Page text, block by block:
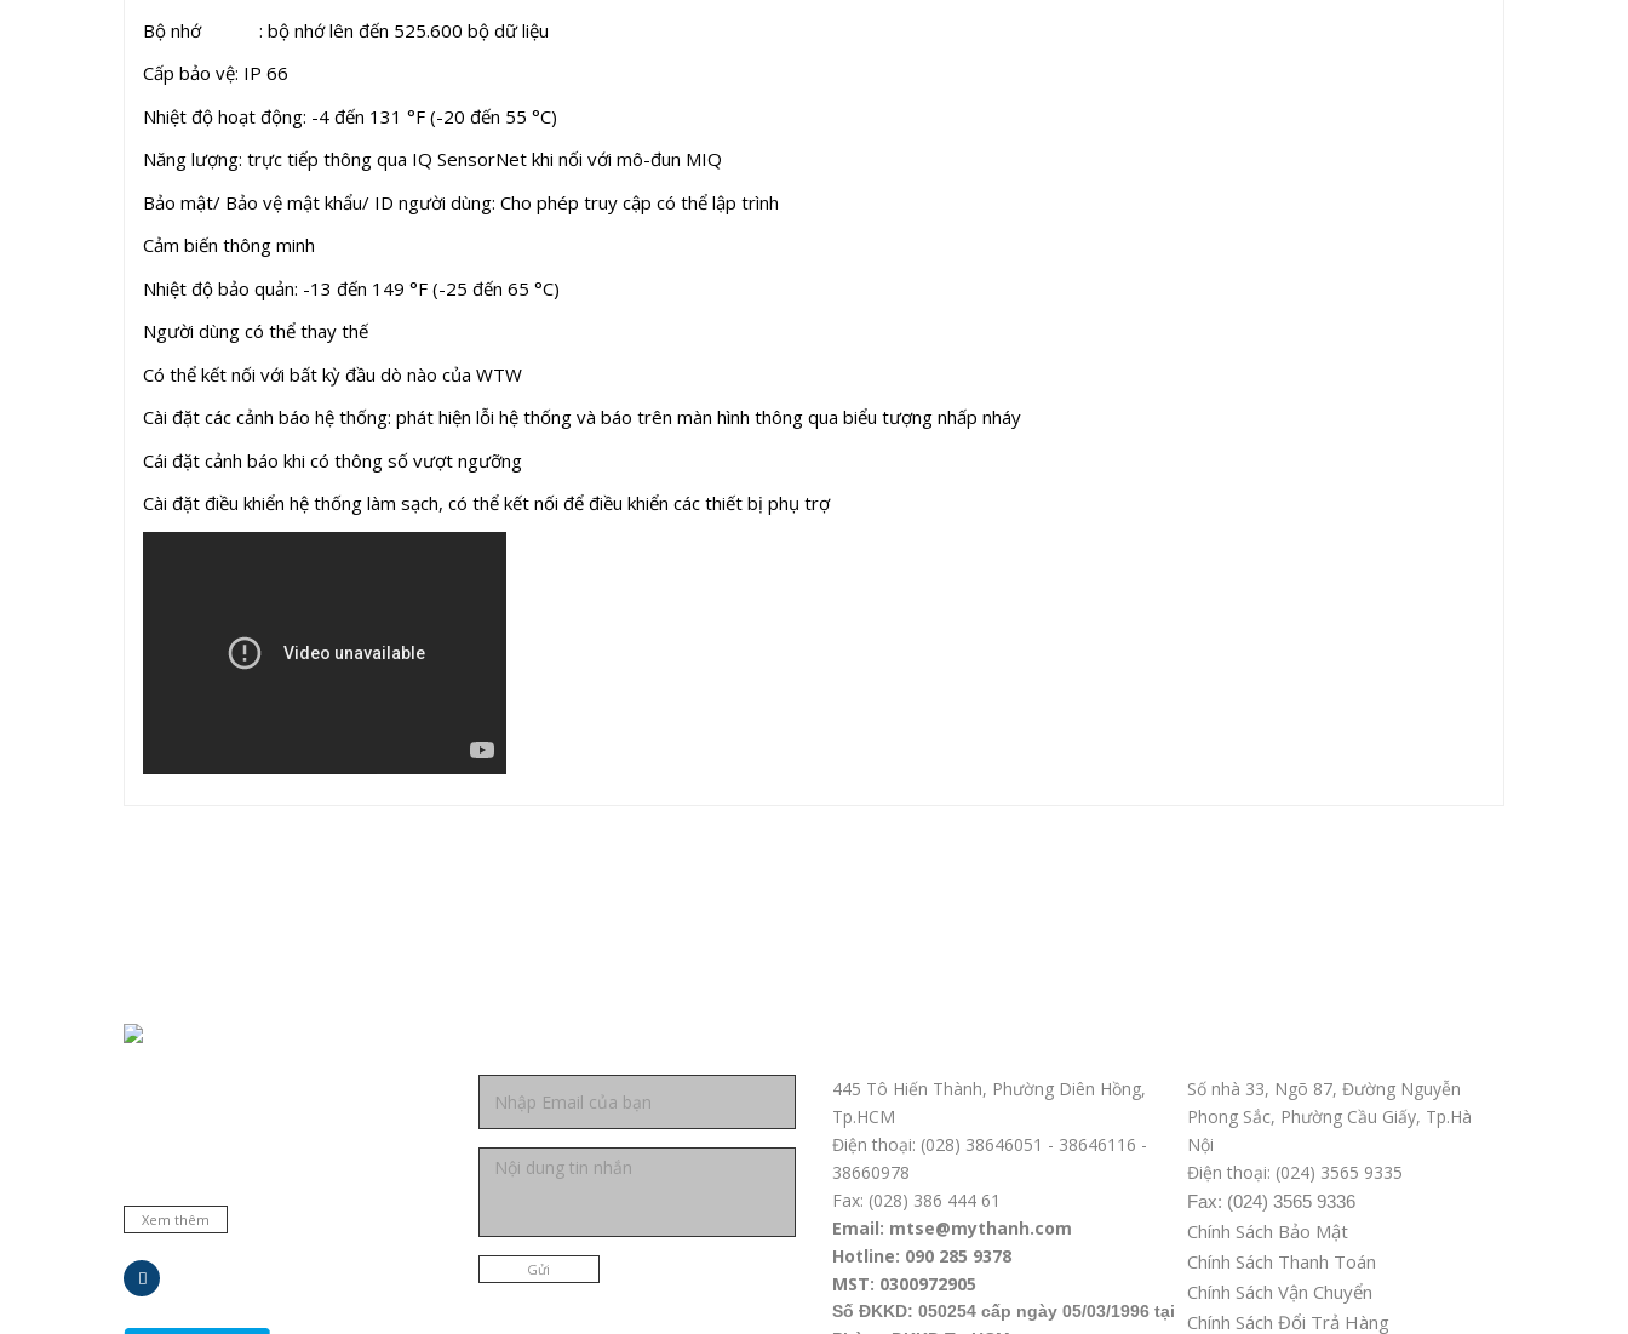
Bộ nhớ : bộ nhớ lên đến 525.600 bộ dữ liệu
Cấp bảo vệ: IP 66
Nhiệt độ hoạt động: -4 đến 131 °F (-20 đến 55 °C)
Năng lượng: trực tiếp thông qua IQ SensorNet khi nối với mô-đun MIQ
Bảo mật/ Bảo vệ mật khẩu/ ID người dùng: Cho phép truy cập có thể lập trình
Cảm biến thông minh
Nhiệt độ bảo quản: -13 đến 149 °F (-25 đến 65 °C)
Người dùng có thể thay thế
Có thể kết nối với bất kỳ đầu dò nào của WTW
Cài đặt các cảnh báo hệ thống: phát hiện lỗi hệ thống và báo trên màn hình thông qua biểu tượng nhấp nháy
Cái đặt cảnh báo khi có thông số vượt ngưỡng
Cài đặt điều khiển hệ thống làm sạch, có thể kết nối để điều khiển các thiết bị phụ trợ
Xem thêm
Gửi
445 Tô Hiến Thành, Phường Diên Hồng,
Tp.HCM
Điện thoại: (028) 38646051 - 38646116 -
38660978
Fax: (028) 386 444 61
Email: mtse@mythanh.com
Hotline: 090 285 9378
MST: 0300972905
Số ĐKKD: 050254 cấp ngày 05/03/1996 tại
Số nhà 33, Ngõ 87, Đường Nguyễn
Phong Sắc, Phường Cầu Giấy, Tp.Hà
Nội
Điện thoại: (024) 3565 9335
Fax: (024) 3565 9336
Chính Sách Bảo Mật
Chính Sách Thanh Toán
Chính Sách Vận Chuyển
Chính Sách Đổi Trả Hàng